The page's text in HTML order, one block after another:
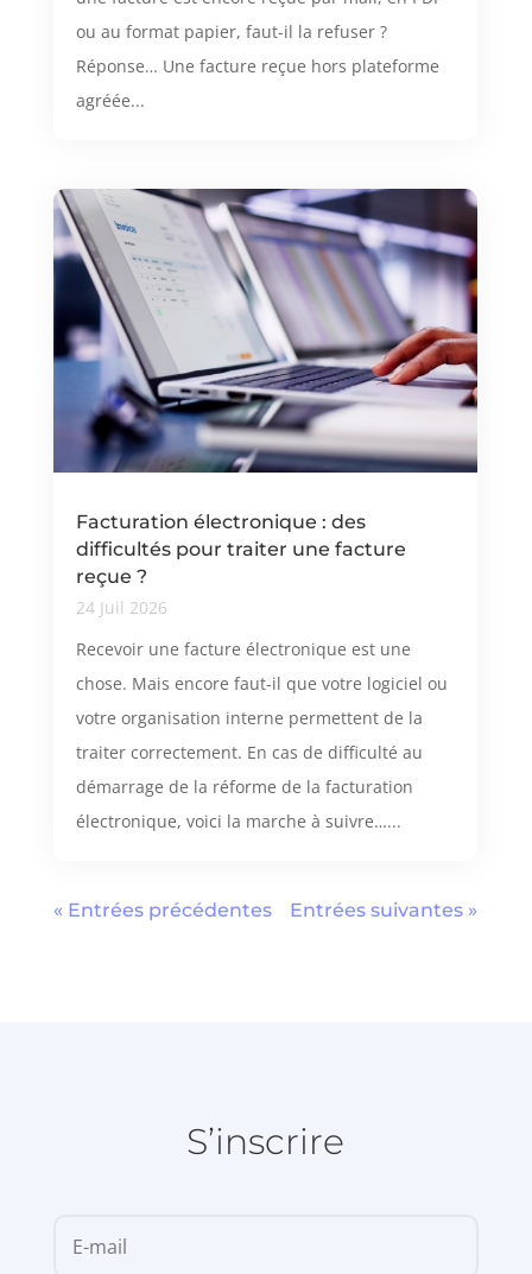
ou au format papier, faut-il la refuser ?
Réponse… Une facture reçue hors plateforme
agréée...
Facturation électronique : des
difficultés pour traiter une facture
reçue ?
24 Juil 2026
Recevoir une facture électronique est une
chose. Mais encore faut-il que votre logiciel ou
votre organisation interne permettent de la
traiter correctement. En cas de difficulté au
démarrage de la réforme de la facturation
électronique, voici la marche à suivre…...
« Entrées précédentes Entrées suivantes »
S’inscrire